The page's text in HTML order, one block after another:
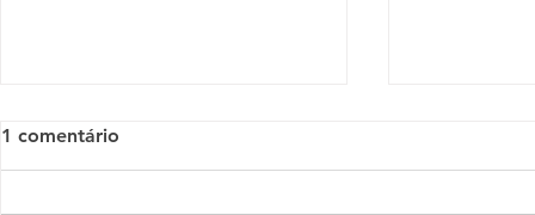
1 comentário